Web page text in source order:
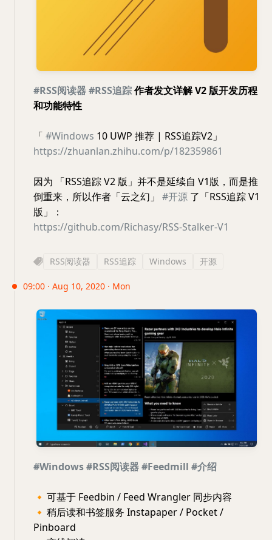
#RSS阅读器#RSS追踪作者发文详解 V2 版开发历程
和功能特性
「 #Windows 10 UWP 推荐 | RSS追踪V2」
https://zhuanlan.zhihu.com/p/182359861
因为 「RSS追踪 V2 版」并不是延续自 V1版，而是推
倒重来，所以作者「云之幻」 #开源 了「RSS追踪 V1
版」：
https://github.com/Richasy/RSS-Stalker-V1
RSS阅读器 RSS追踪 Windows 开源
09:00 · Aug 10, 2020 · Mon
#Windows#RSS阅读器#Feedmill #介绍
🔸 可基于 Feedbin / Feed Wrangler 同步内容
🔸 稍后读和书签服务 Instapaper / Pocket /
Pinboard